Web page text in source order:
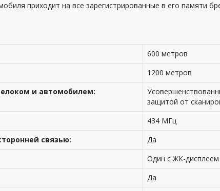
приходит на все зарегистрированные в его памяти
600 метров
1200 метров
и автомобилем:
защитой от
434 МГц
связью:
Да
Один с ЖК-
Да